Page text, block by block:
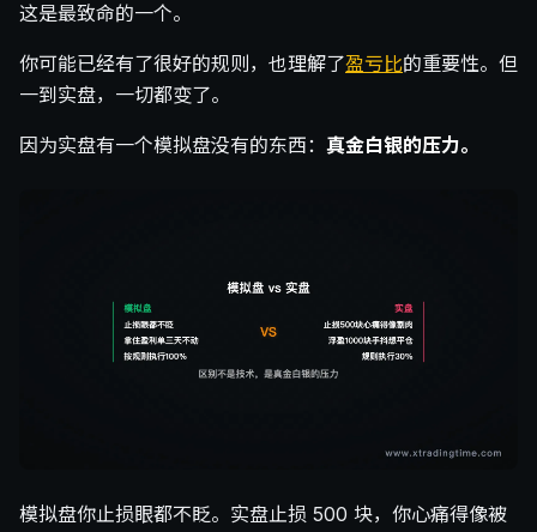
这是最致命的一个。
你可能已经有了很好的规则，也理解了盈亏比的重要性。但
一到实盘，一切都变了。
因为实盘有一个模拟盘没有的东西： 真金白银的压力。
模拟盘你止损眼都不眨。实盘止损 500 块，你心痛得像被